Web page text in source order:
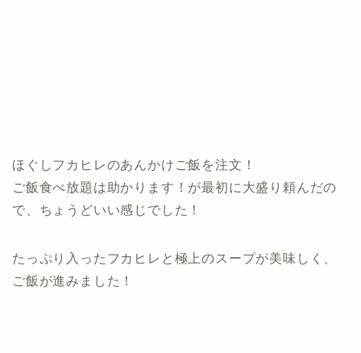
ほぐしフカヒレのあんかけご飯を注文！
ご飯食べ放題は助かります！が最初に大盛り頼んだの
で、ちょうどいい感じでした！
たっぷり入ったフカヒレと極上のスープが美味しく、
ご飯が進みました！